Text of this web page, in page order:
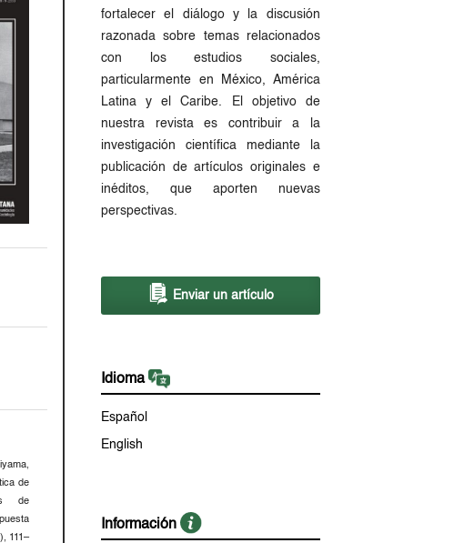
de
de
111–
fortalecer el diálogo y la discusión
razonada sobre temas relacionados
con los estudios sociales,
particularmente en México, América
Latina y el Caribe. El objetivo de
nuestra revista es contribuir a la
investigación científica mediante la
publicación de artículos originales e
inéditos, que aporten nuevas
perspectivas.
Enviar un artículo
Idioma
Español
English
Información